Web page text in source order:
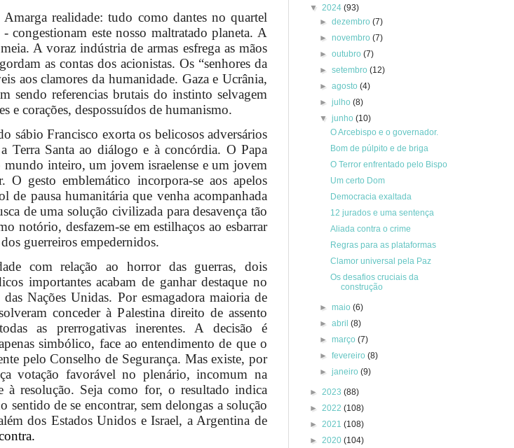
Amarga realidade: tudo como dantes no quartel
este nosso maltratado planeta. A
A voraz indústria de armas esfrega as mãos
as contas dos acionistas. Os “senhores da
aos clamores da humanidade. Gaza e Ucrânia,
sendo referencias brutais do instinto selvagem
e corações, despossuídos de humanismo.
sábio Francisco exorta os belicosos adversários
Terra Santa ao diálogo e à concórdia. O Papa
inteiro, um jovem israelense e um jovem
gesto emblemático incorpora-se aos apelos
de pausa humanitária que venha acompanhada
de uma solução civilizada para desavença tão
notório, desfazem-se em estilhaços ao esbarrar
guerreiros empedernidos.
com relação ao horror das guerras, dois
importantes acabam de ganhar destaque no
Nações Unidas. Por esmagadora maioria de
conceder à Palestina direito de assento
as prerrogativas inerentes. A decisão é
simbólico, face ao entendimento de que o
pelo Conselho de Segurança. Mas existe, por
votação favorável no plenário, incomum na
resolução. Seja como for, o resultado indica
sentido de se encontrar, sem delongas a solução
dos Estados Unidos e Israel, a Argentina de
▼ 2024 (93)
►dezembro(7)
►novembro(7)
►outubro(7)
►setembro(12)
►agosto(4)
►julho(8)
▼junho(10)
O Arcebispo e o governador.
Bom de púlpito e de briga
O Terror enfrentado pelo Bispo
Um certo Dom
Democracia exaltada
12 jurados e uma sentença
Aliada contra o crime
Regras para as plataformas
Clamor universal pela Paz
Os desafios cruciais da
construção
►maio(6)
►abril(8)
►março(7)
►fevereiro(8)
►janeiro(9)
► 2023 (88)
► 2022 (108)
► 2021 (108)
► 2020 (104)